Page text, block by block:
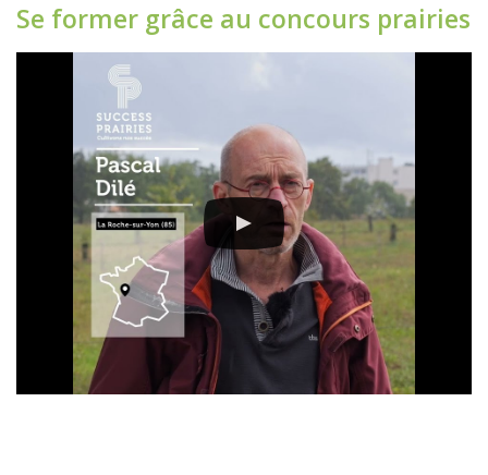
Se former grâce au concours prairies